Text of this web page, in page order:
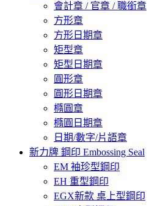
會計章 / 官章 / 職銜章
方形章
方形日期章
矩型章
矩型日期章
圓形章
圓形日期章
橢圓章
橢圓日期章
日期/數字/片語章
新力牌 鋼印 Embossing Seal
EM 袖珍型鋼印
EH 重型鋼印
EGX新款 桌上型鋼印